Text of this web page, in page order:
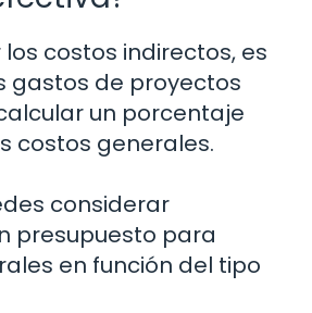
costos indirectos, es
gastos de proyectos
un porcentaje
costos generales.
considerar
presupuesto para
en función del tipo